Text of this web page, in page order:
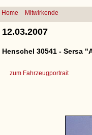
Home Mitwirkende
12.03.2007
Henschel 30541 - Sersa
zum Fahrzeugportrait